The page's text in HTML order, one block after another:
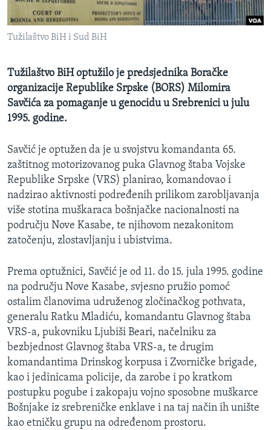
Learning English
PRATITE NAS
Jezici
Tužilaštvo BiH i Sud BiH
Tužilaštvo BiH optužilo je predsjednika Boračke
organizacije Republike Srpske (BORS) Milomira
Savčića za pomaganje u genocidu u Srebrenici u julu
1995. godine.
Savčić je optužen da je u svojstvu komandanta 65.
zaštitnog motorizovanog puka Glavnog štaba Vojske
Republike Srpske (VRS) planirao, komandovao i
nadzirao aktivnosti podređenih prilikom zarobljavanja
više stotina muškaraca bošnjačke nacionalnosti na
području Nove Kasabe, te njihovom nezakonitom
zatočenju, zlostavljanju i ubistvima.
Prema optužnici, Savčić je od 11. do 15. jula 1995. godine
na području Nove Kasabe, svjesno pružio pomoć
ostalim članovima udruženog zločinačkog pothvata,
generalu Ratku Mladiću, komandantu Glavnog štaba
VRS-a, pukovniku Ljubiši Beari, načelniku za
bezbjednost Glavnog štaba VRS-a, te drugim
komandantima Drinskog korpusa i Zvorničke brigade,
kao i jedinicama policije, da zarobe i po kratkom
postupku pogube i zakopaju vojno sposobne muškarce
Bošnjake iz srebreničke enklave i na taj način ih unište
kao etničku grupu na određenom prostoru.